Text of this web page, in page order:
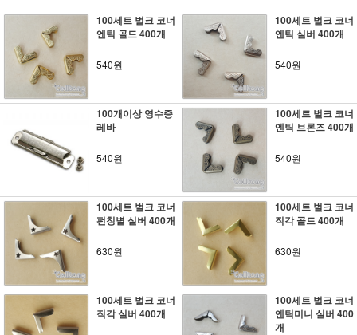
100세트 벌크 코너
엔틱 골드 400개
540원
100세트 벌크 코너
엔틱 실버 400개
540원
100개이상 영수증
레바
540원
100세트 벌크 코너
엔틱 브론즈 400개
540원
100세트 벌크 코너
펀칭별 실버 400개
630원
100세트 벌크 코너
직각 골드 400개
630원
100세트 벌크 코너
직각 실버 400개
100세트 벌크 코너
엔틱미니 실버 400
개